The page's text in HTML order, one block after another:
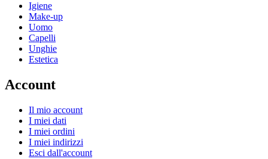
Igiene
Make-up
Uomo
Capelli
Unghie
Estetica
Account
Il mio account
I miei dati
I miei ordini
I miei indirizzi
Esci dall'account